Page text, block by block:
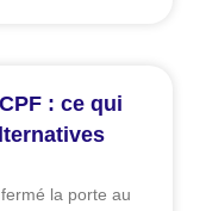
: ce qui
la porte au